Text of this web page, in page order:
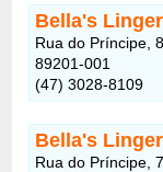
Bella's
Rua do Príncipe,
89201-001
(47) 3028-8109
Bella's
Rua do Príncipe,